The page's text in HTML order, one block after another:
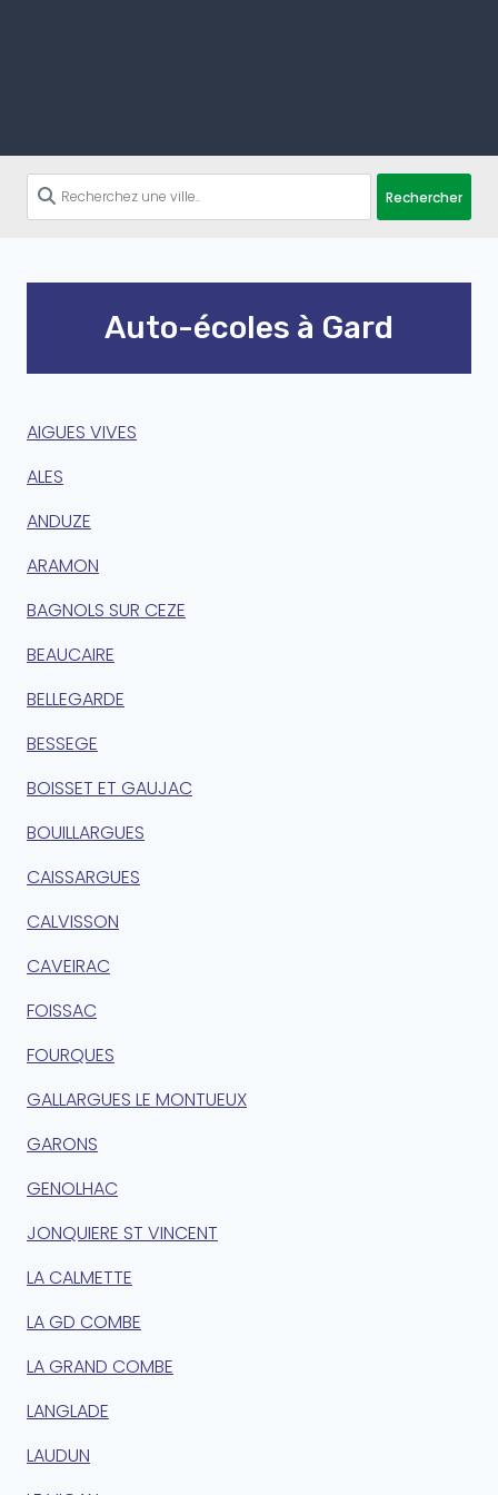
Rechercher
Auto-écoles à Gard
AIGUES VIVES
ALES
ANDUZE
ARAMON
BAGNOLS SUR CEZE
BEAUCAIRE
BELLEGARDE
BESSEGE
BOISSET ET GAUJAC
BOUILLARGUES
CAISSARGUES
CALVISSON
CAVEIRAC
FOISSAC
FOURQUES
GALLARGUES LE MONTUEUX
GARONS
GENOLHAC
JONQUIERE ST VINCENT
LA CALMETTE
LA GD COMBE
LA GRAND COMBE
LANGLADE
LAUDUN